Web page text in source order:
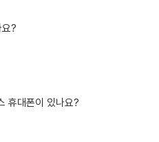
?
휴대폰이 있나요?